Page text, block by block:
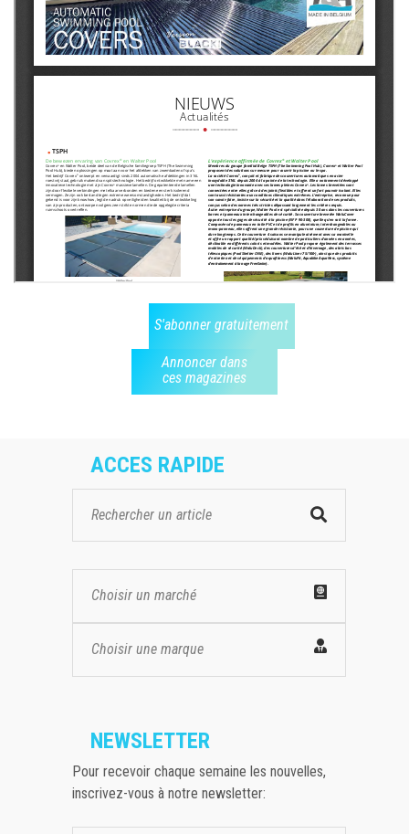
S'abonner gratuitement
Annoncer dans
ces magazines
ACCES RAPIDE
Choisir un marché
Choisir une marque
NEWSLETTER
Pour recevoir chaque semaine les nouvelles,
inscrivez-vous à notre newsletter: